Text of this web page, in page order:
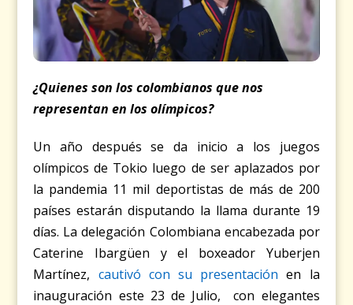
¿Quienes son los colombianos que nos
representan en los olímpicos?
Un año después se da inicio a los juegos
olímpicos de Tokio luego de ser aplazados por
la pandemia 11 mil deportistas de más de 200
países estarán disputando la llama durante 19
días. La delegación Colombiana encabezada por
Caterine Ibargüen y el boxeador Yuberjen
Martínez, cautivó con su presentación en la
inauguración este 23 de Julio, con elegantes